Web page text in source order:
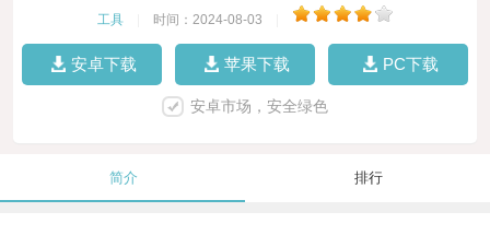
工具 时间：2024-08-03
安卓下载 苹果下载 PC下载
安卓市场，安全绿色
简介 排行